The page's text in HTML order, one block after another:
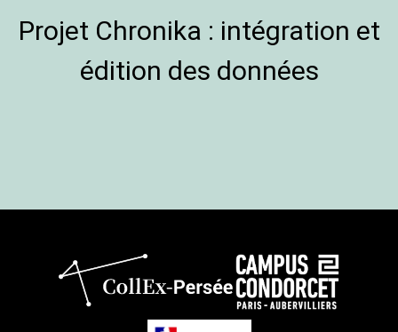
Projet Chronika : intégration et
édition des données